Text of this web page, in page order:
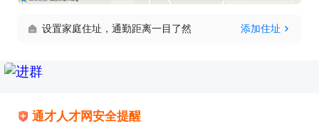
设置家庭住址，通勤距离一目了然 添加住址
通才人才网安全提醒